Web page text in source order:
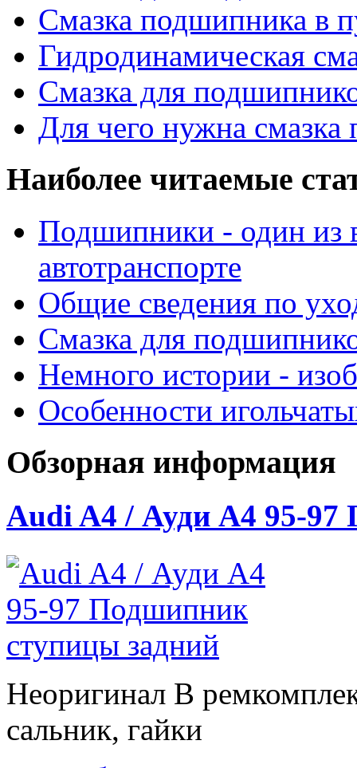
Смазка подшипника в
Гидродинамическая
Смазка для
Для чего нужна
Наиболее читаемые
Подшипники - один из
автотранспорте
Общие сведения по
Смазка для
Немного истории -
Особенности
Обзорная информация
Audi A4 / Ауди А4 95-97
Неоригинал В
сальник, гайки